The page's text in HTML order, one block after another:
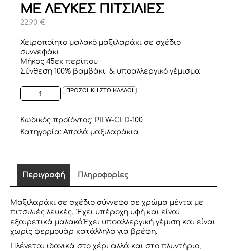
ΜΕ ΛΕΥΚΕΣ ΠΙΤΣΙΛΙΕΣ
22,90 €
Χειροποίητο μαλακό μαξιλαράκι σε σχέδιο
συννεφάκι
Μήκος 45εκ περίπου
Σύνθεση 100% βαμβάκι & υποαλλεργικό γέμισμα
ΑΠΑΛΟ
ΜΑΞΙΛΑΡΙ
ΣΧΕΔΙΟ
ΣΥΝΝΕΦΟ
ΜΕΝΤΑ
ποσότητα
ΠΡΟΣΘΗΚΗ ΣΤΟ ΚΑΛΑΘΙ
Κωδικός προϊόντος: PILW-CLD-100
Κατηγορία: Απαλά μαξιλαράκια
Περιγραφή Πληροφορίες
Μαξιλαράκι σε σχέδιο σύννεφο σε χρώμα μέντα με
πιτσιλιές λευκές. Έχει υπέροχη υφή και είναι
εξαιρετικά μαλακό.Έχει υποαλλεργική γέμιση και είναι
χωρίς φερμουάρ κατάλληλο για βρέφη.
Πλένεται ιδανικά στο χέρι αλλά και στο πλυντήριο,